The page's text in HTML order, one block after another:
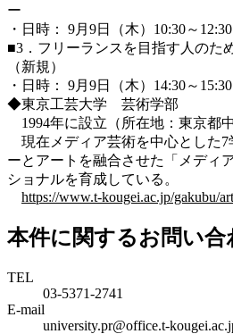
ー
・日時： 9月9日（木）10:30～12:30
■3．フリーランスを目指す人のた
（新規）
・日時： 9月9日（木）14:30～15:30
◆東京工芸大学 芸術学部
1994年に設立（所在地：東京都中
現在メディア芸術を中心とした7
ーとアートを融合させた「メディ
ショナルを育成している。
https://www.t-kougei.ac.jp/gakubu/
本件に関するお問い合
TEL
03-5371-2741
E-mail
university.pr@office.t-